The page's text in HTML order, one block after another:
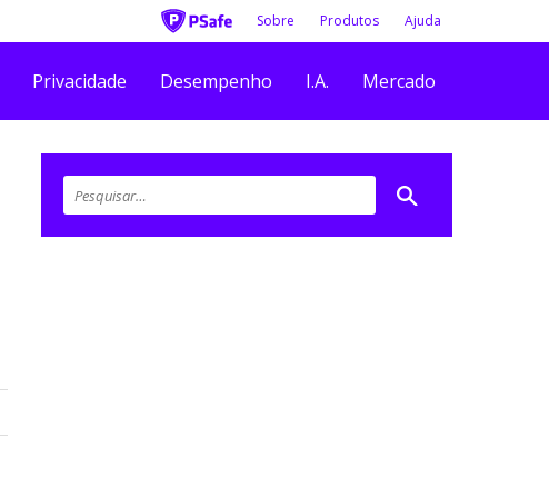
Sobre Produtos Ajuda
Privacidade Desempenho I.A. Mercado